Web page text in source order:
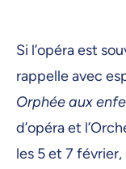
Si l’opéra est
rappelle avec
Orphée aux
d’opéra et
les 5 et 7